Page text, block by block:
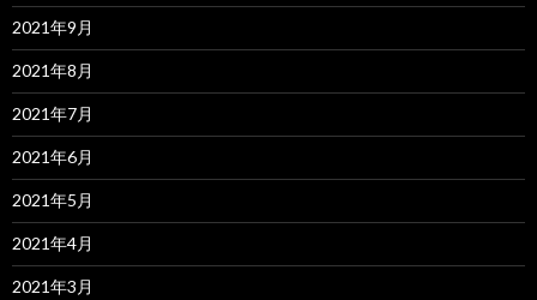
2021年9月
2021年8月
2021年7月
2021年6月
2021年5月
2021年4月
2021年3月